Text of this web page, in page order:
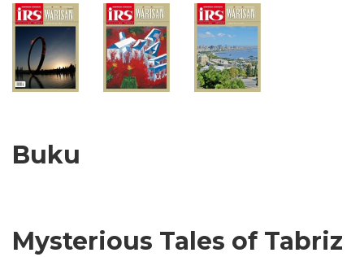
Buku
Mysterious Tales of Tabriz